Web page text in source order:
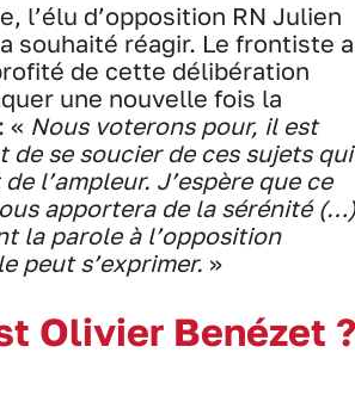
l’élu d’opposition RN Julien
souhaité réagir. Le frontiste a
de cette délibération
une nouvelle fois la
« Nous voterons pour, il est
de se soucier de ces sujets qui
l’ampleur. J’espère que ce
apportera de la sérénité (…)
la parole à l’opposition
peut s’exprimer. »
Olivier Benézet ?